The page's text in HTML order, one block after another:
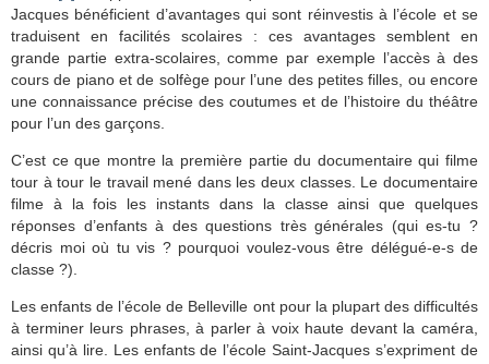
Jacques bénéficient d’avantages qui sont réinvestis à l’école et se
traduisent en facilités scolaires : ces avantages semblent en
grande partie extra-scolaires, comme par exemple l’accès à des
cours de piano et de solfège pour l’une des petites filles, ou encore
une connaissance précise des coutumes et de l’histoire du théâtre
pour l’un des garçons.
C’est ce que montre la première partie du documentaire qui filme
tour à tour le travail mené dans les deux classes. Le documentaire
filme à la fois les instants dans la classe ainsi que quelques
réponses d’enfants à des questions très générales (qui es-tu ?
décris moi où tu vis ? pourquoi voulez-vous être délégué-e-s de
classe ?).
Les enfants de l’école de Belleville ont pour la plupart des difficultés
à terminer leurs phrases, à parler à voix haute devant la caméra,
ainsi qu’à lire. Les enfants de l’école Saint-Jacques s’expriment de